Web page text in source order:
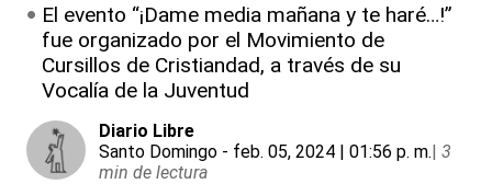
El evento “¡Dame media mañana y te haré…!”
fue organizado por el Movimiento de
Cursillos de Cristiandad, a través de su
Vocalía de la Juventud
Diario Libre
Santo Domingo - feb. 05, 2024 | 01:56 p. m.| 3
min de lectura